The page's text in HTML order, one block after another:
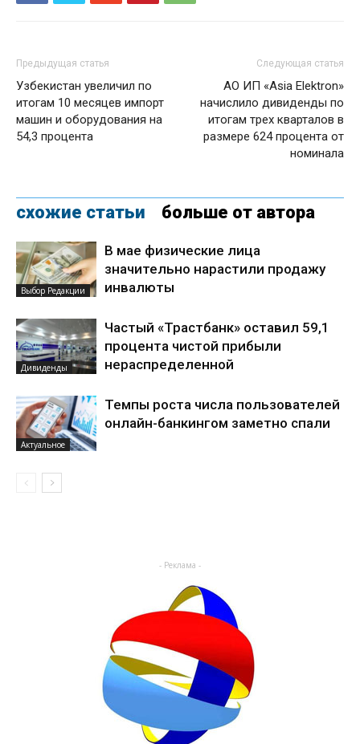
Предыдущая статья
Узбекистан увеличил по
итогам 10 месяцев импорт
машин и оборудования на
54,3 процента
Следующая статья
АО ИП «Asia Elektron»
начислило дивиденды по
итогам трех кварталов в
размере 624 процента от
номинала
схожие статьи больше от автора
Выбор Редакции
В мае физические лица
значительно нарастили продажу
инвалюты
Дивиденды
Частый «Трастбанк» оставил 59,1
процента чистой прибыли
нераспределенной
Актуальное
Темпы роста числа пользователей
онлайн-банкингом заметно спали
- Реклама -